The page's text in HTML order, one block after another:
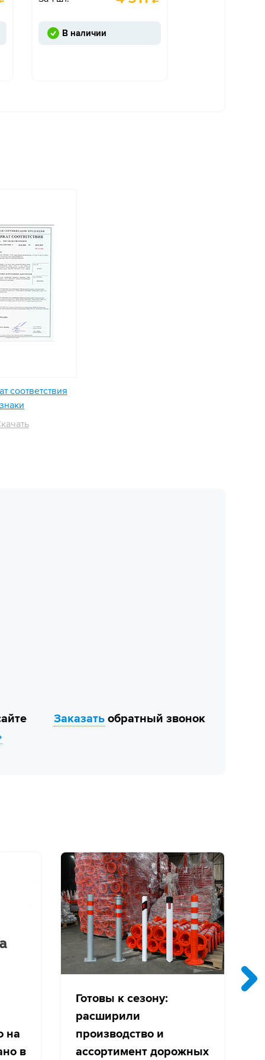
В наличии
соответствия
знаки
Заказатьобратный звонок
на
в
Готовы к сезону:
расширили
производство и
ассортимент дорожных